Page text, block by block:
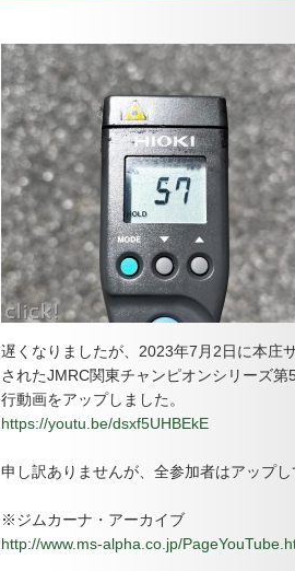
遅くなりましたが、2023年7月2日に本庄
されたJMRC関東チャンピオンシリーズ
行動画をアップしました。
https://youtu.be/dsxf5UHBEkE
申し訳ありませんが、全参加者はアップし
※ジムカーナ・アーカイブ
http://www.ms-alpha.co.jp/